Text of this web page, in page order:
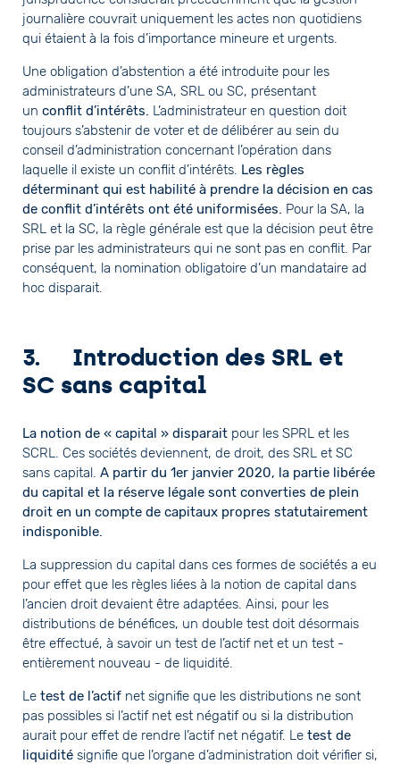
journalière couvrait uniquement les actes non quotidiens
qui étaient à la fois d’importance mineure et urgents.
Une obligation d’abstention a été introduite pour les
administrateurs d’une SA, SRL ou SC, présentant
un conflit d’intérêts. L’administrateur en question doit
toujours s’abstenir de voter et de délibérer au sein du
conseil d’administration concernant l’opération dans
laquelle il existe un conflit d’intérêts. Les règles
déterminant qui est habilité à prendre la décision en cas
de conflit d’intérêts ont été uniformisées. Pour la SA, la
SRL et la SC, la règle générale est que la décision peut être
prise par les administrateurs qui ne sont pas en conflit. Par
conséquent, la nomination obligatoire d’un mandataire ad
hoc disparait.
3. Introduction des SRL et
SC sans capital
La notion de « capital » disparait pour les SPRL et les
SCRL. Ces sociétés deviennent, de droit, des SRL et SC
sans capital. A partir du 1er janvier 2020, la partie libérée
du capital et la réserve légale sont converties de plein
droit en un compte de capitaux propres statutairement
indisponible.
La suppression du capital dans ces formes de sociétés a eu
pour effet que les règles liées à la notion de capital dans
l’ancien droit devaient être adaptées. Ainsi, pour les
distributions de bénéfices, un double test doit désormais
être effectué, à savoir un test de l’actif net et un test -
entièrement nouveau - de liquidité.
Le test de l’actif net signifie que les distributions ne sont
pas possibles si l’actif net est négatif ou si la distribution
aurait pour effet de rendre l’actif net négatif. Le test de
liquidité signifie que l’organe d’administration doit vérifier si,